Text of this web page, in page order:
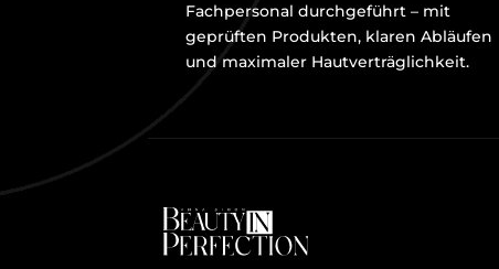
Fachpersonal durchgeführt – mit
geprüften Produkten, klaren Abläufen
und maximaler Hautverträglichkeit.